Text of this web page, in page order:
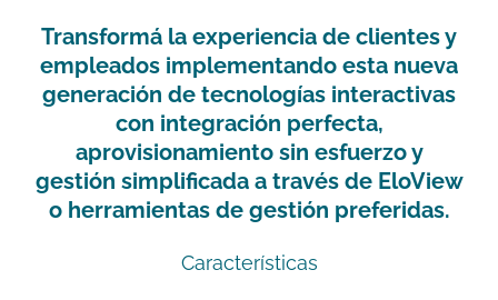
Transformá la experiencia de clientes y
empleados implementando esta nueva
generación de tecnologías interactivas
con integración perfecta,
aprovisionamiento sin esfuerzo y
gestión simplificada a través de EloView
o herramientas de gestión preferidas.
Características